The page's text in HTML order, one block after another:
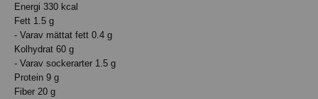
Energi 330 kcal
Fett 1.5 g
- Varav mättat fett 0.4 g
Kolhydrat 60 g
- Varav sockerarter 1.5 g
Protein 9 g
Fiber 20 g